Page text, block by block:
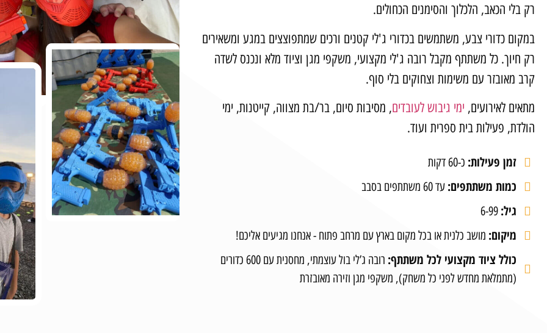
רק בלי הכאב, הלכלוך והסימנים הכחולים.
במקום כדורי צבע, משתמשים בכדורי ג'לי קטנים ורכים שמתפוצצים במגע ומשאירים
רק חיוך. כל משתתף מקבל רובה ג'לי מקצועי, משקפי מגן וציוד מלא ונכנס לשדה
קרב מאובזר עם משימות וצחוקים בלי סוף.
מתאים לאירועים, ימי גיבוש לעובדים, מסיבות סיום, בר/בת מצווה, קייטנות, ימי
הולדת, פעילות בית ספרית ועוד.
זמן פעילות: כ-60 דקות
כמות משתתפים: עד 60 משתתפים בסבב
גיל:
מיקום: מושב כלנית או בכל מקום בארץ עם מרחב פתוח - אנחנו מגיעים אליכם!
כולל ציוד מקצועי לכל משתתף:
רובה ג’לי בול עוצמתי, מחסנית עם 600 כדורים
(מתמלאת מחדש לפני כל משחק), משקפי מגן וזירה מאובזרת